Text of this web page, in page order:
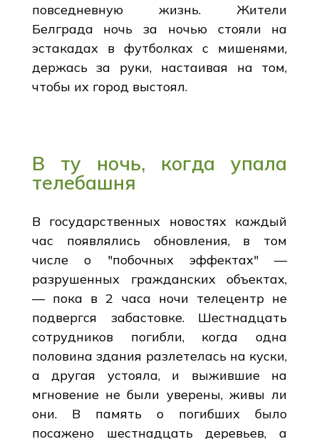
повседневную жизнь. Жители
Белграда ночь за ночью стояли на
эстакадах в футболках с мишенями,
держась за руки, настаивая на том,
чтобы их город выстоял.
В ту ночь, когда упала
телебашня
В государственных новостях каждый
час появлялись обновления, в том
числе о "побочных эффектах" —
разрушенных гражданских объектах,
— пока в 2 часа ночи телецентр не
подвергся забастовке. Шестнадцать
сотрудников погибли, когда одна
половина здания разлетелась на куски,
а другая устояла, и выжившие на
мгновение не были уверены, живы ли
они. В память о погибших было
посажено шестнадцать деревьев, а